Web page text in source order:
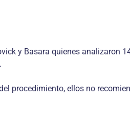
y Basara quienes analizaron
procedimiento, ellos no